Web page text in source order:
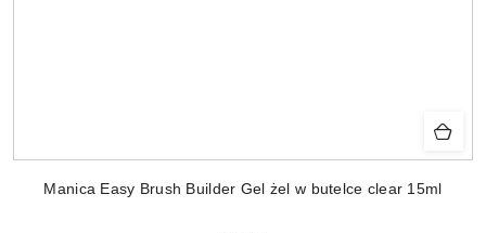
Manica Easy Brush Builder Gel żel w butelce clear 15ml